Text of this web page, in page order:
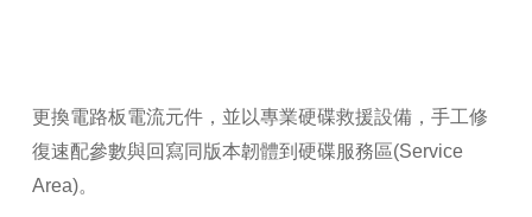
更換電路板電流元件，並以專業硬碟救援設備，手工修
復速配參數與回寫同版本韌體到硬碟服務區(Service
Area)。